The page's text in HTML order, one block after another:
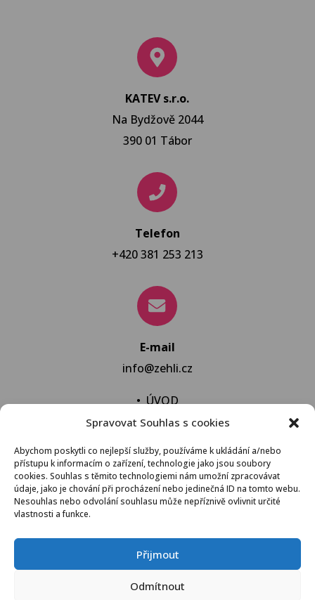
Spravovat Souhlas s cookies
Abychom poskytli co nejlepší služby, používáme k ukládání a/nebo
přístupu k informacím o zařízení, technologie jako jsou soubory
cookies. Souhlas s těmito technologiemi nám umožní zpracovávat
údaje, jako je chování při procházení nebo jedinečná ID na tomto webu.
Nesouhlas nebo odvolání souhlasu může nepříznivě ovlivnit určité
vlastnosti a funkce.
Přijmout
Odmítnout
KATEV s.r.o.
Na Bydžově 2044
390 01 Tábor
Telefon
+420 381 253 213
E-mail
info@zehli.cz
•ÚVOD
• NOVINKY
•NECHAT VYPRAT
•KONTAKT
VŠEOBECNÉ OBCHODNÍ PODMÍNKY
© 2021 Žehli.cz – Na praní a žehlení je život příliš